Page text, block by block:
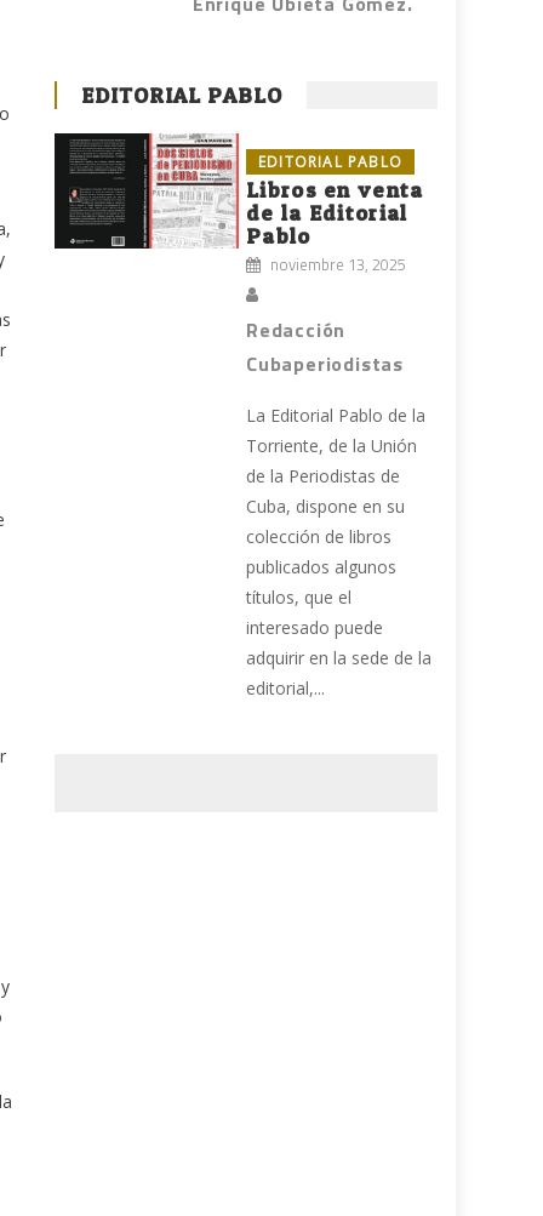
EDITORIAL PABLO
EDITORIAL PABLO
Libros en venta
de la Editorial
Pablo
noviembre 13, 2025
Redacción
Cubaperiodistas
La Editorial Pablo de la
Torriente, de la Unión
de la Periodistas de
Cuba, dispone en su
colección de libros
publicados algunos
títulos, que el
interesado puede
adquirir en la sede de la
editorial,...